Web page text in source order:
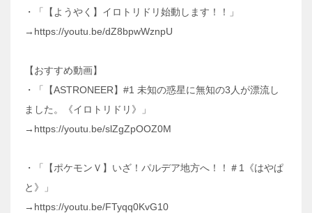
・「【ようやく】イロトリドリ始動します！！」
→https://youtu.be/dZ8bpwWznpU
【おすすめ動画】
・「【ASTRONEER】#1 未知の惑星に無知の3人が漂流し
ました。《イロトリドリ》」
→https://youtu.be/slZgZpOOZ0M
・「【ポケモンＶ】いざ！パルデア地方へ！！＃1《はやぱ
と》」
→https://youtu.be/FTyqq0KvG10